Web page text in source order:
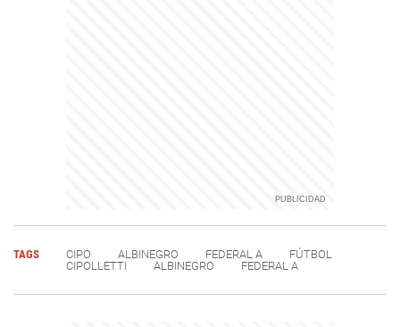
TAGS CIPO ALBINEGRO FEDERAL A
FÚTBOL
CIPOLLETTI
ALBINEGRO FEDERAL A